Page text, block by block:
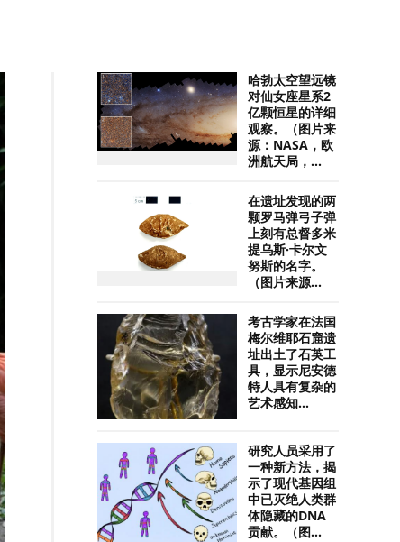
哈勃太空望远镜
对仙女座星系2
亿颗恒星的详细
观察。（图片来
源：NASA，欧
洲航天局，...
在遗址发现的两
颗罗马弹弓子弹
上刻有总督多米
提乌斯·卡尔文
努斯的名字。
（图片来源...
考古学家在法国
梅尔维耶石窟遗
址出土了石英工
具，显示尼安德
特人具有复杂的
艺术感知...
研究人员采用了
一种新方法，揭
示了现代基因组
中已灭绝人类群
体隐藏的DNA
贡献。（图...